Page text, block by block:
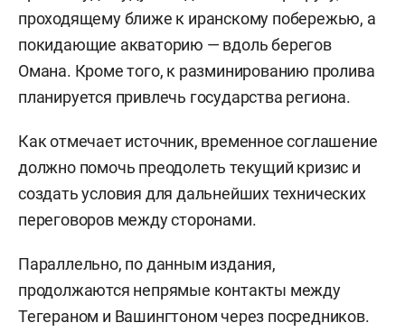
проходящему ближе к иранскому побережью, а
покидающие акваторию — вдоль берегов
Омана. Кроме того, к разминированию пролива
планируется привлечь государства региона.
Как отмечает источник, временное соглашение
должно помочь преодолеть текущий кризис и
создать условия для дальнейших технических
переговоров между сторонами.
Параллельно, по данным издания,
продолжаются непрямые контакты между
Тегераном и Вашингтоном через посредников.